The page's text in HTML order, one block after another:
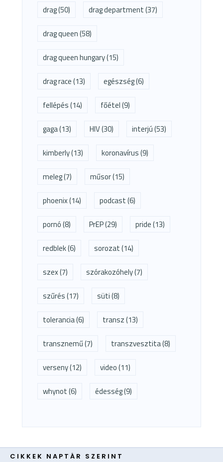
drag(50) drag department(37)
drag queen(58)
drag queen hungary(15)
drag race(13) egészség(6)
fellépés(14) főétel(9)
gaga(13) HIV(30) interjú(53)
kimberly(13) koronavírus(9)
meleg(7) műsor(15)
phoenix(14) podcast(6)
pornó(8) PrEP(29) pride(13)
redblek(6) sorozat(14)
szex(7) szórakozóhely(7)
szűrés(17) süti(8)
tolerancia(6) transz(13)
transznemű(7) transzvesztita(8)
verseny(12) video(11)
whynot(6) édesség(9)
CIKKEK NAPTÁR SZERINT